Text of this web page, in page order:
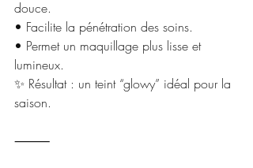
douce.
• Facilite la pénétration des soins.
• Permet un maquillage plus lisse et
lumineux.
✨ Résultat : un teint “glowy” idéal pour la
saison.
⸻